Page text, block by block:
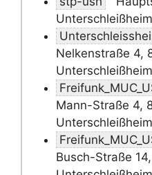
Unterschleißheim
Nelkenstraße 4,
Unterschleißheim
Mann-Straße 4,
Unterschleißheim
Busch-Straße